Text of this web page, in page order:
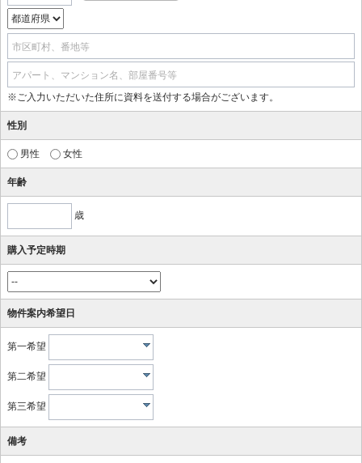
市区町村、番地等
アパート、マンション名、部屋番号等
※ご入力いただいた住所に資料を送付する場合がございます。
性別
男性 女性
年齢
歳
購入予定時期
物件案内希望日
第一希望
第二希望
第三希望
備考